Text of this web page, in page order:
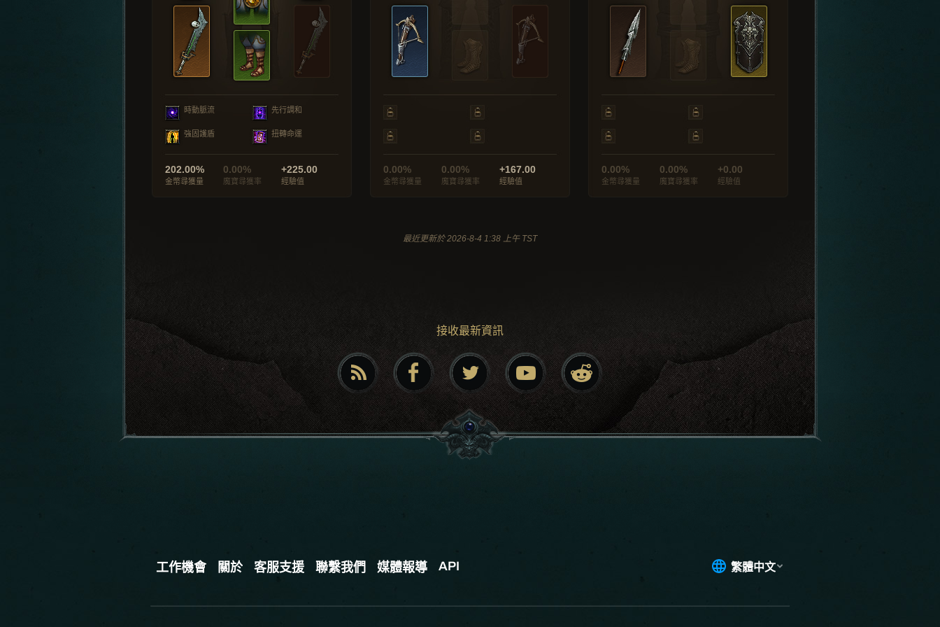
時動脈流 先行調和
強固護盾 扭轉命運
202.00%
金幣尋獲量
0.00%
魔寶尋獲率
+225.00
經驗值
0.00%
金幣尋獲量
0.00%
魔寶尋獲率
+167.00
經驗值
0.00%
金幣尋獲量
0.00%
魔寶尋獲率
+0.00
經驗值
最近更新於 2026-8-4 1:38 上午 TST
接收最新資訊